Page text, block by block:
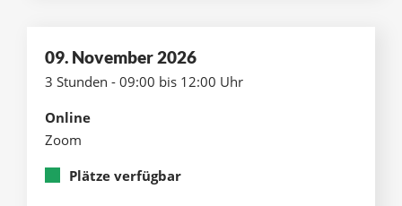
09. November 2026
3 Stunden - 09:00 bis 12:00 Uhr
Online
Zoom
Plätze verfügbar